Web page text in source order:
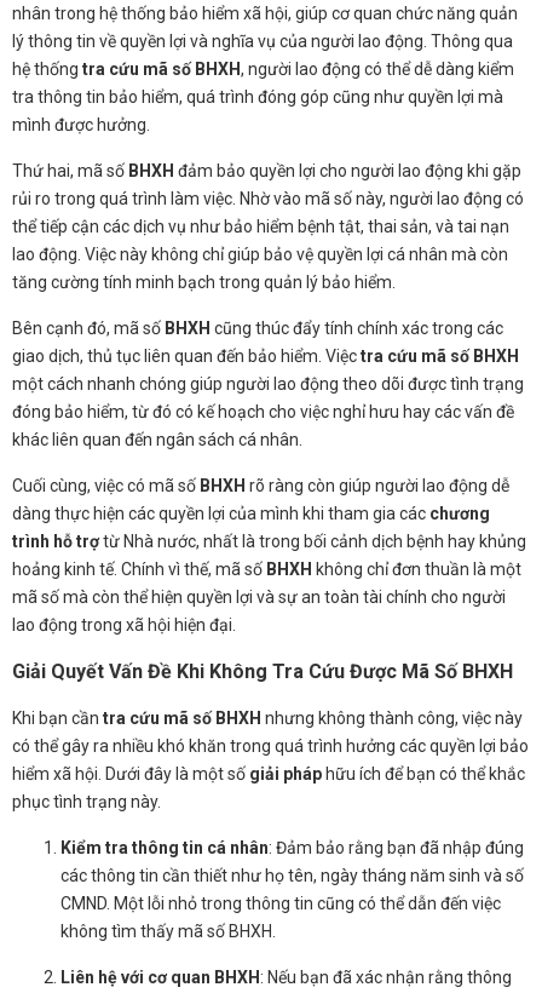
nhân trong hệ thống bảo hiểm xã hội, giúp cơ quan chức năng quản
lý thông tin về quyền lợi và nghĩa vụ của người lao động. Thông qua
hệ thống tra cứu mã số BHXH, người lao động có thể dễ dàng kiểm
tra thông tin bảo hiểm, quá trình đóng góp cũng như quyền lợi mà
mình được hưởng.
Thứ hai, mã số BHXH đảm bảo quyền lợi cho người lao động khi gặp
rủi ro trong quá trình làm việc. Nhờ vào mã số này, người lao động có
thể tiếp cận các dịch vụ như bảo hiểm bệnh tật, thai sản, và tai nạn
lao động. Việc này không chỉ giúp bảo vệ quyền lợi cá nhân mà còn
tăng cường tính minh bạch trong quản lý bảo hiểm.
Bên cạnh đó, mã số BHXH cũng thúc đẩy tính chính xác trong các
giao dịch, thủ tục liên quan đến bảo hiểm. Việctra cứu mã số BHXH
một cách nhanh chóng giúp người lao động theo dõi được tình trạng
đóng bảo hiểm, từ đó có kế hoạch cho việc nghỉ hưu hay các vấn đề
khác liên quan đến ngân sách cá nhân.
Cuối cùng, việc có mã số BHXH rõ ràng còn giúp người lao động dễ
dàng thực hiện các quyền lợi của mình khi tham gia các chương
trình hỗ trợtừ Nhà nước, nhất là trong bối cảnh dịch bệnh hay khủng
hoảng kinh tế. Chính vì thế, mã số BHXH không chỉ đơn thuần là một
mã số mà còn thể hiện quyền lợi và sự an toàn tài chính cho người
lao động trong xã hội hiện đại.
Giải Quyết Vấn Đề Khi Không Tra Cứu Được Mã Số BHXH
Khi bạn cần tra cứu mã số BHXH nhưng không thành công, việc này
có thể gây ra nhiều khó khăn trong quá trình hưởng các quyền lợi bảo
hiểm xã hội. Dưới đây là một số giải pháp hữu ích để bạn có thể khắc
phục tình trạng này.
Kiểm tra thông tin cá nhân: Đảm bảo rằng bạn đã nhập đúng
các thông tin cần thiết như họ tên, ngày tháng năm sinh và số
CMND. Một lỗi nhỏ trong thông tin cũng có thể dẫn đến việc
không tìm thấy mã số BHXH.
Liên hệ với cơ quan BHXH : Nếu bạn đã xác nhận rằng thông